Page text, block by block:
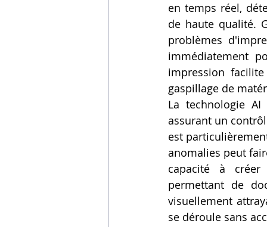
en temps réel,
de haute qualité.
problèmes
immédiatement
impression
gaspillage de
La technologie
assurant un
est
anomalies peut
capacité à créer
permettant de
visuellement
se déroule sans